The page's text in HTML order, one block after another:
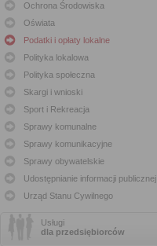
Ochrona Środowiska
Oświata
Podatki i opłaty lokalne
Polityka lokalowa
Polityka społeczna
Skargi i wnioski
Sport i Rekreacja
Sprawy komunalne
Sprawy komunikacyjne
Sprawy obywatelskie
Udostępnianie informacji publicznej
Urząd Stanu Cywilnego
Usługi
dla przedsiębiorców